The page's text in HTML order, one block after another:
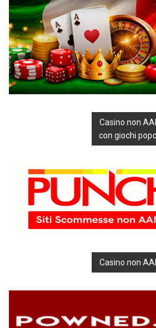
Casino non
con giochi
Casino non